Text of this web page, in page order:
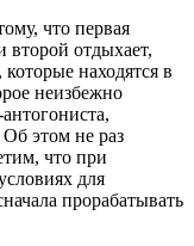
что первая
второй отдыхает,
находятся в
неизбежно
этом не раз
что при
для
прорабатывать